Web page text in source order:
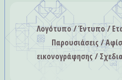
Λογότυπο / Έντυπο /
Παρουσιάσεις /
εικονογράφησης /